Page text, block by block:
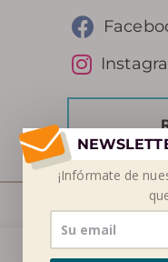
Utilizamos cookies
¡Infórmate de